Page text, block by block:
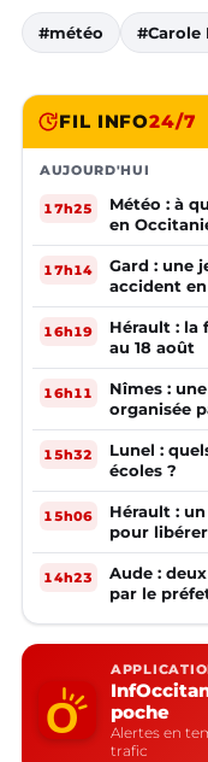
#météo #Carole
FIL INFO24/7
AUJOURD'HUI
17h25
Météo : à
en
17h14
Gard : une
accident
16h19
Hérault : la
au 18 août
16h11
Nîmes :
organisée
15h32
Lunel :
écoles ?
15h06
Hérault :
pour
14h23
Aude :
par le
poche
Alertes en
trafic